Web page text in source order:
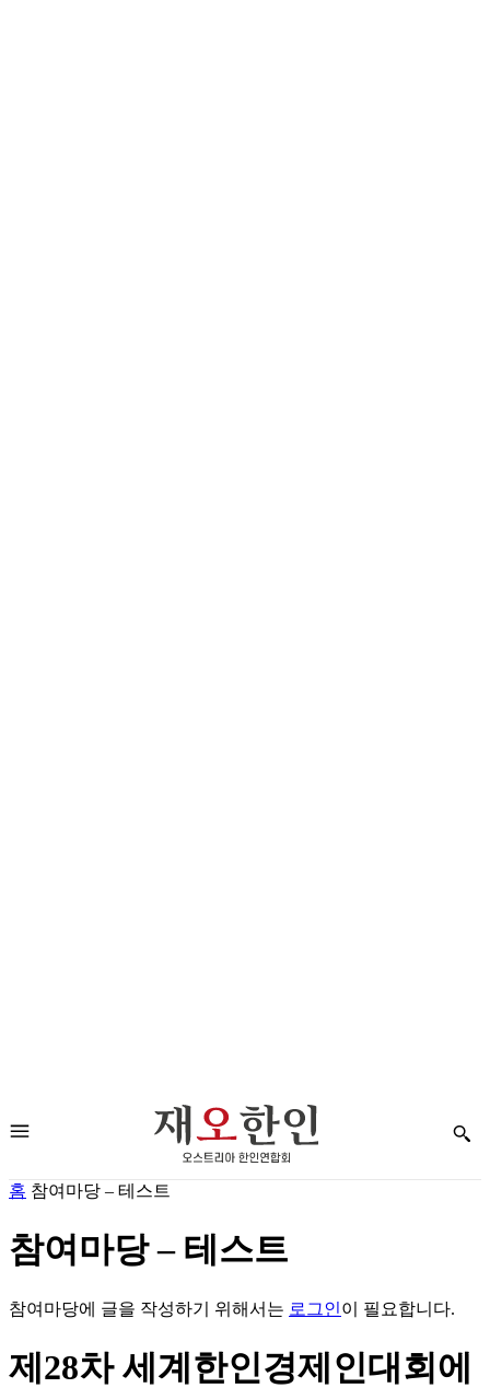
홈 참여마당 – 테스트
참여마당 – 테스트
참여마당에 글을 작성하기 위해서는 로그인이 필요합니다.
제28차 세계한인경제인대회에